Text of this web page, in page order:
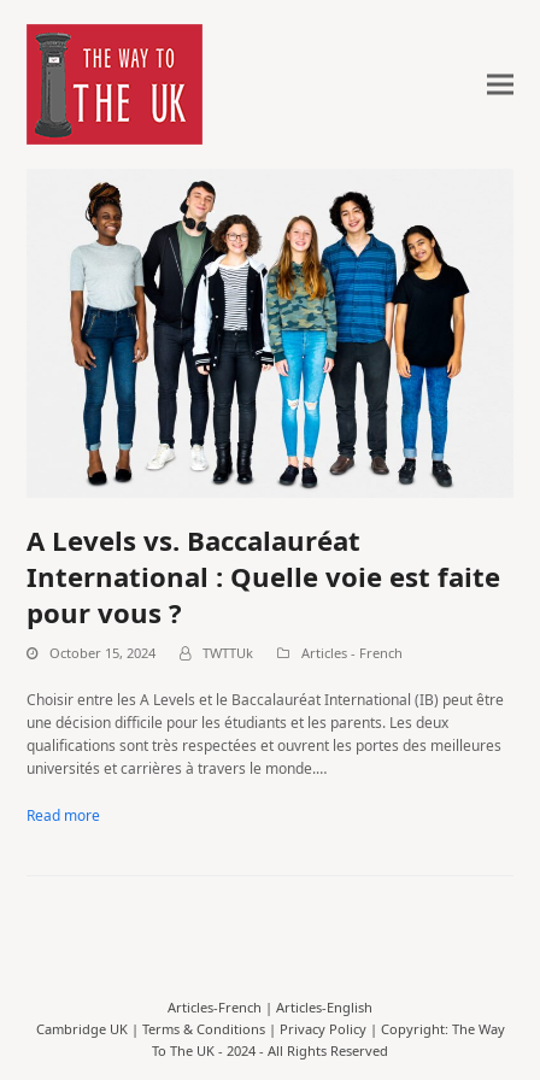
A Levels vs. Baccalauréat
International : Quelle voie est faite
pour vous ?
October 15, 2024 TWTTUk Articles - French
Choisir entre les A Levels et le Baccalauréat International (IB) peut être
une décision difficile pour les étudiants et les parents. Les deux
qualifications sont très respectées et ouvrent les portes des meilleures
universités et carrières à travers le monde.…
Read more
Articles-French | Articles-English
Cambridge UK | Terms & Conditions| Privacy Policy| Copyright: The Way
To The UK - 2024 - All Rights Reserved